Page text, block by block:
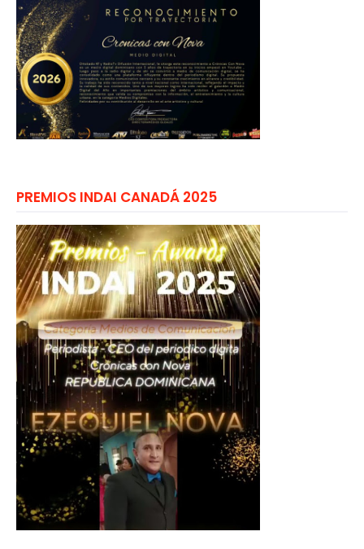
PREMIOS INDAI CANADÁ 2025